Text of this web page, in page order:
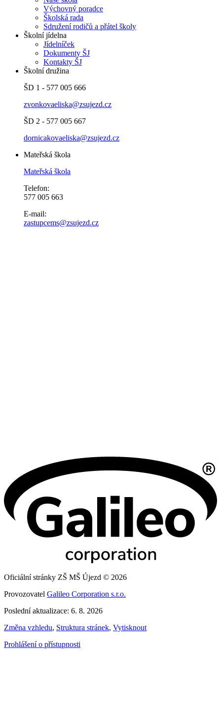
Výchovný poradce
Školská rada
Sdružení rodičů a přátel školy
Školní jídelna
Jídelníček
Dokumenty ŠJ
Kontakty ŠJ
Školní družina
ŠD 1 - 577 005 666
zvonkovaeliska@zsujezd.cz
ŠD 2 - 577 005 667
dornicakovaeliska@zsujezd.cz
Mateřská škola
Mateřská škola
Telefon:
577 005 663
E-mail:
zastupcems@zsujezd.cz
Oficiální stránky ZŠ MŠ Újezd © 2026
Provozovatel Galileo Corporation s.r.o.
Poslední aktualizace: 6. 8. 2026
Změna vzhledu, Struktura stránek, Vytisknout
Prohlášení o přístupnosti